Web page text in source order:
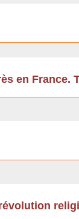
en France.